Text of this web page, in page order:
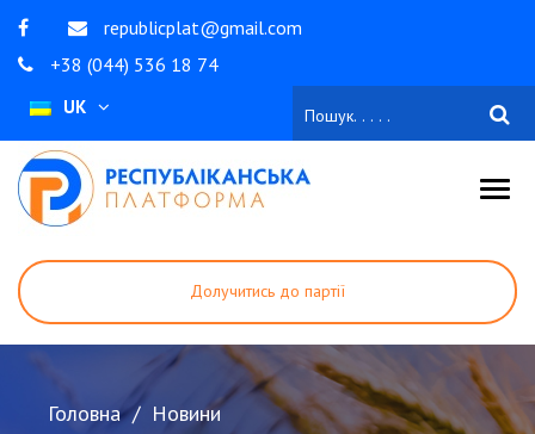
republicplat@gmail.com
+38 (044) 536 18 74
UK
Долучитись до партії
Зробити внесок
Головна
Новини